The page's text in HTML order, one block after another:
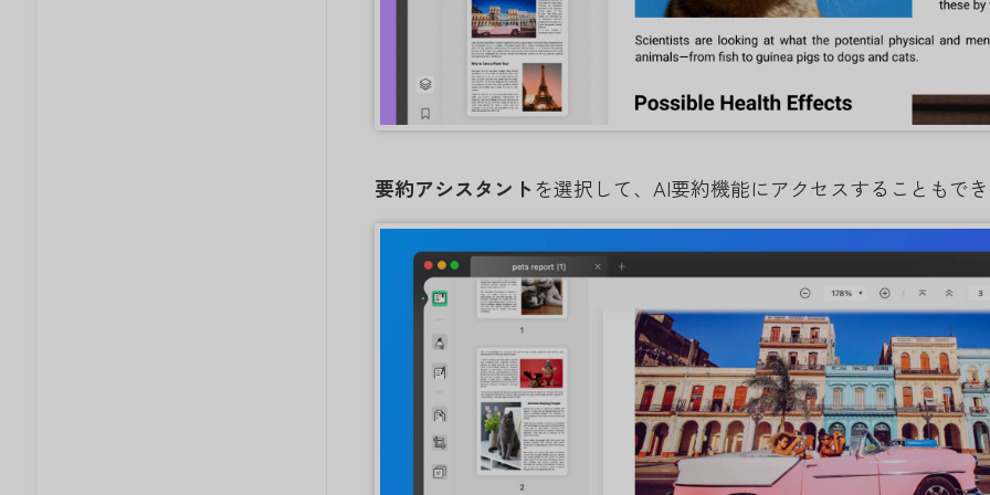
要約アシスタントを選択して、AI要約機能にアクセスすることもで